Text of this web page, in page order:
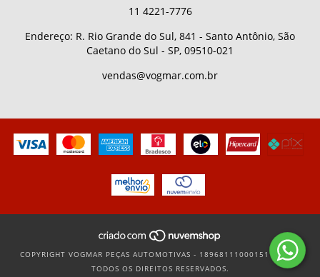
11 4221-7776
Endereço: R. Rio Grande do Sul, 841 - Santo Antônio, São
Caetano do Sul - SP, 09510-021
vendas@vogmar.com.br
COPYRIGHT VOGMAR PEÇAS AUTOMOTIVAS - 18968111000151 - 2026.
TODOS OS DIREITOS RESERVADOS.